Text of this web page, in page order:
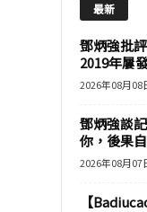
最新
鄧炳強批
2019年屢
2026年08月08
鄧炳強談
你，後果
2026年08月07
【